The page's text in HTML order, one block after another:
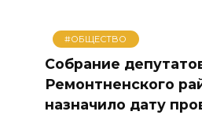
#ОБЩЕСТВО
Собрание
Ремонтненского
назначило дату